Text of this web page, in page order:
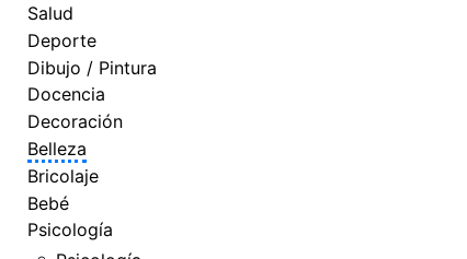
Salud
Deporte
Dibujo / Pintura
Docencia
Decoración
Belleza
Bricolaje
Bebé
Psicología